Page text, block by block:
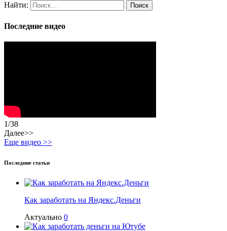
Найти:
Последние видео
1/38
Далее>>
Еще видео >>
Последние статьи
Как заработать на Яндекс.Деньги
Актуально 0